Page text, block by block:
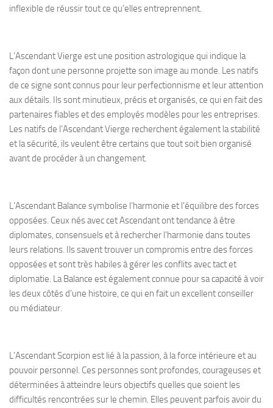
inflexible de réussir tout ce qu’elles entreprennent.
L’Ascendant Vierge est une position astrologique qui indique la
façon dont une personne projette son image au monde. Les natifs
de ce signe sont connus pour leur perfectionnisme et leur attention
aux détails. Ils sont minutieux, précis et organisés, ce qui en fait des
partenaires fiables et des employés modèles pour les entreprises.
Les natifs de l’Ascendant Vierge recherchent également la stabilité
et la sécurité, ils veulent être certains que tout soit bien organisé
avant de procéder à un changement.
L’Ascendant Balance symbolise l’harmonie et l’équilibre des forces
opposées. Ceux nés avec cet Ascendant ont tendance à être
diplomates, consensuels et à rechercher l’harmonie dans toutes
leurs relations. Ils savent trouver un compromis entre des forces
opposées et sont très habiles à gérer les conflits avec tact et
diplomatie. La Balance est également connue pour sa capacité à voir
les deux côtés d’une histoire, ce qui en fait un excellent conseiller
ou médiateur.
L’Ascendant Scorpion est lié à la passion, à la force intérieure et au
pouvoir personnel. Ces personnes sont profondes, courageuses et
déterminées à atteindre leurs objectifs quelles que soient les
difficultés rencontrées sur le chemin. Elles peuvent parfois avoir du